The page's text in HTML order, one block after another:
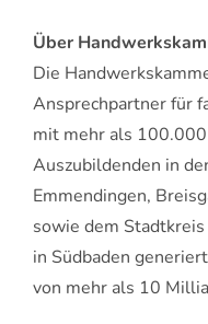
Über
Die
Ansprechpartner für
mit mehr als
Auszubildenden in
Emmendingen,
sowie dem
in Südbaden
von mehr als 10